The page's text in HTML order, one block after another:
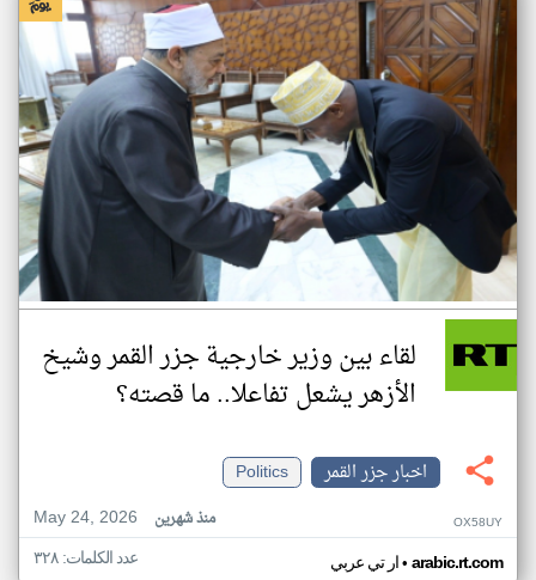
لقاء بين وزير خارجية جزر القمر وشيخ
الأزهر يشعل تفاعلا.. ما قصته؟
اخبار جزر القمر
Politics
May 24, 2026
منذ شهرين OX58UY
ار تي عربي• arabic.rt.com عدد الكلمات: ٣٢٨